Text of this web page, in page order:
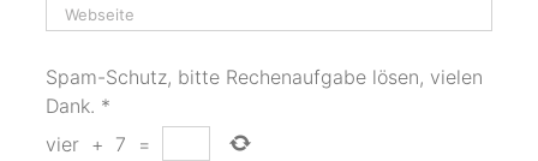
Spam-Schutz, bitte Rechenaufgabe lösen, vielen
Dank. *
vier + 7 =